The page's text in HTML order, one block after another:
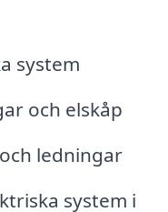
system
och elskåp
ledningar
system i